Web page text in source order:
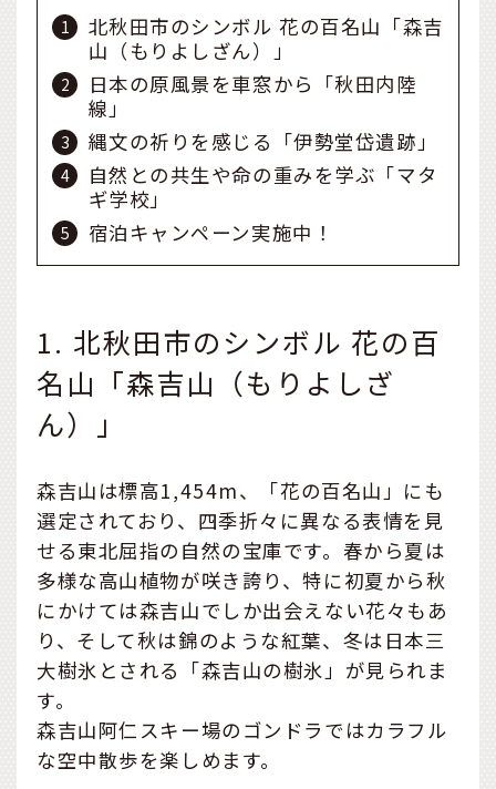
北秋田市のシンボル 花の百名山「森吉
山（もりよしざん）」
日本の原風景を車窓から「秋田内陸
線」
縄文の祈りを感じる「伊勢堂岱遺跡」
自然との共生や命の重みを学ぶ「マタ
ギ学校」
宿泊キャンペーン実施中！
1. 北秋田市のシンボル 花の百
名山「森吉山（もりよしざ
ん）」
森吉山は標高1,454m、「花の百名山」にも
選定されており、四季折々に異なる表情を見
せる東北屈指の自然の宝庫です。春から夏は
多様な高山植物が咲き誇り、特に初夏から秋
にかけては森吉山でしか出会えない花々もあ
り、そして秋は錦のような紅葉、冬は日本三
大樹氷とされる「森吉山の樹氷」が見られま
す。
森吉山阿仁スキー場のゴンドラではカラフル
な空中散歩を楽しめます。